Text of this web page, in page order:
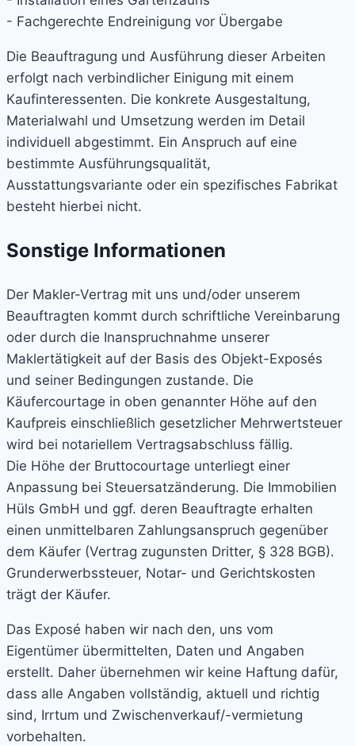
- Fachgerechte Endreinigung vor Übergabe
Die Beauftragung und Ausführung dieser Arbeiten
erfolgt nach verbindlicher Einigung mit einem
Kaufinteressenten. Die konkrete Ausgestaltung,
Materialwahl und Umsetzung werden im Detail
individuell abgestimmt. Ein Anspruch auf eine
bestimmte Ausführungsqualität,
Ausstattungsvariante oder ein spezifisches Fabrikat
besteht hierbei nicht.
Sonstige Informationen
Der Makler-Vertrag mit uns und/oder unserem
Beauftragten kommt durch schriftliche Vereinbarung
oder durch die Inanspruchnahme unserer
Maklertätigkeit auf der Basis des Objekt-Exposés
und seiner Bedingungen zustande. Die
Käufercourtage in oben genannter Höhe auf den
Kaufpreis einschließlich gesetzlicher Mehrwertsteuer
wird bei notariellem Vertragsabschluss fällig.
Die Höhe der Bruttocourtage unterliegt einer
Anpassung bei Steuersatzänderung. Die Immobilien
Hüls GmbH und ggf. deren Beauftragte erhalten
einen unmittelbaren Zahlungsanspruch gegenüber
dem Käufer (Vertrag zugunsten Dritter, § 328 BGB).
Grunderwerbssteuer, Notar- und Gerichtskosten
trägt der Käufer.
Das Exposé haben wir nach den, uns vom
Eigentümer übermittelten, Daten und Angaben
erstellt. Daher übernehmen wir keine Haftung dafür,
dass alle Angaben vollständig, aktuell und richtig
sind, Irrtum und Zwischenverkauf/-vermietung
vorbehalten.